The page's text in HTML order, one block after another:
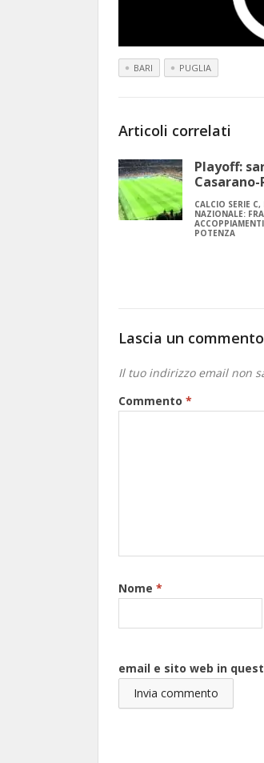
BARI PUGLIA
Articoli correlati
Playoff:
CALCIO SERIE
NAZIONALE:
POTENZA
Lascia un commento
Il tuo indirizzo email non
Commento *
Nome *
email e sito web in